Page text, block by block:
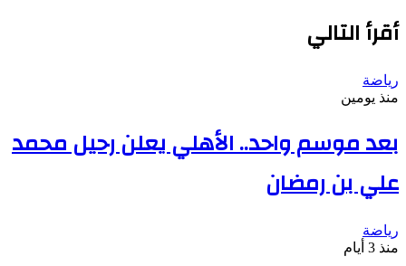
أقرأ التالي
رياضة
منذ يومين
بعد موسم واحد.. الأهلي يعلن رحيل محمد
علي بن رمضان
رياضة
منذ 3 أيام